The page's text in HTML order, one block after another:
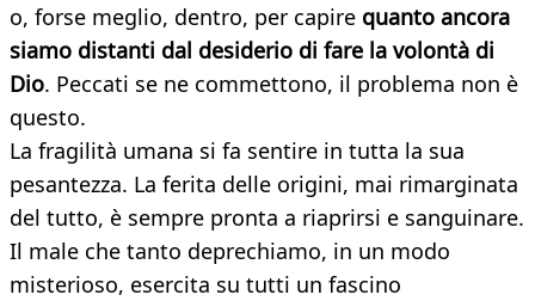
o, forse meglio, dentro, per capire quanto ancora
siamo distanti dal desiderio di fare la volontà di
Dio. Peccati se ne commettono, il problema non è
questo.
La fragilità umana si fa sentire in tutta la sua
pesantezza. La ferita delle origini, mai rimarginata
del tutto, è sempre pronta a riaprirsi e sanguinare.
Il male che tanto deprechiamo, in un modo
misterioso, esercita su tutti un fascino